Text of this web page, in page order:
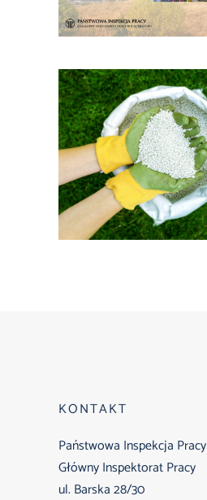
KONTAKT
Państwowa Inspekcja Pracy
Główny Inspektorat Pracy
ul. Barska 28/30